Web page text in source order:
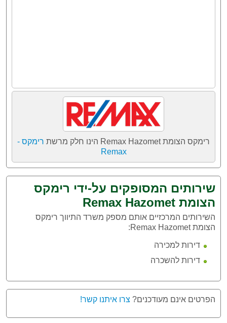
רימקס הצומת Remax Hazomet הינו חלק מרשת
רימקס -
Remax
שירותים המסופקים על-ידי רימקס
הצומת Remax Hazomet
השירותים המרכזיים אותם מספק משרד התיווך רימקס
הצומת Remax Hazomet:
דירות למכירה
דירות להשכרה
הפרטים אינם מעודכנים? צרו איתנו קשר!